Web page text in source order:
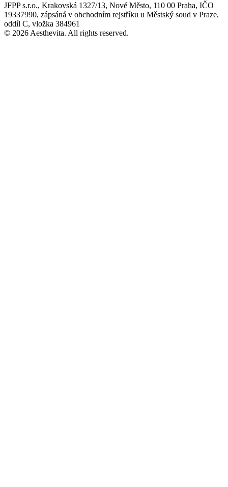
JFPP s.r.o., Krakovská 1327/13, Nové Město, 110 00 Praha, IČO
19337990, zápsáná v obchodním rejstříku u Městský soud v Praze,
oddíl C, vložka 384961
© 2026 Aesthevita. All rights reserved.